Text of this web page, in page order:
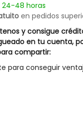
24-48 horas
en pedidos
y consigue
en tu cuenta,
compartir:
para conseguir